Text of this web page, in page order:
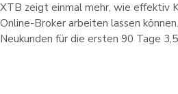
XTB zeigt einmal mehr, wie effektiv
Online-Broker arbeiten lassen
Neukunden für die ersten 90 Tage